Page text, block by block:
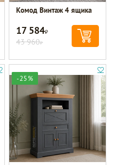
Комод Винтаж 4 ящика
17 584Р
43 960Р
-25%